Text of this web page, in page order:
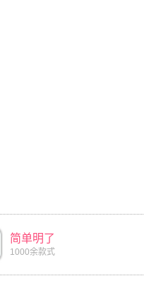
简单明了
1000余款式